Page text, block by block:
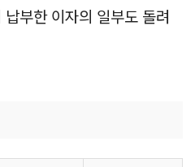
부한 이자의 일부도 돌려